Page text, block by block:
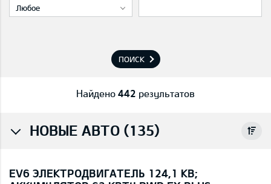
Любое
ПОИСК
Найдено 442 результатов
НОВЫЕ АВТО (135)
EV6 ЭЛЕКТРОДВИГАТЕЛЬ 124,1 КВ;